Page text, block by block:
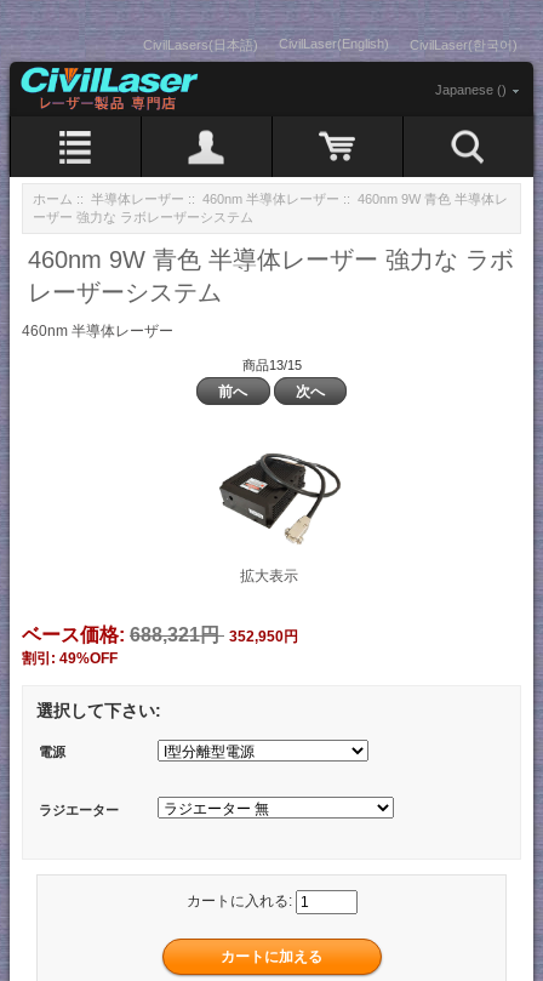
CivilLasers(日本語) CivilLaser(English) CivilLaser(한국어)
Japanese ()
ホーム :: 半導体レーザー :: 460nm 半導体レーザー :: 460nm 9W 青色 半導体レ
ーザー 強力な ラボレーザーシステム
460nm 9W 青色 半導体レーザー 強力な ラボ
レーザーシステム
460nm 半導体レーザー
商品13/15
前へ 次へ
拡大表示
ベース価格: 688,321円 352,950円
割引: 49%OFF
選択して下さい:
電源
ラジエーター
カートに入れる: